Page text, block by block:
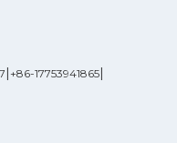
| +86-17753941865|